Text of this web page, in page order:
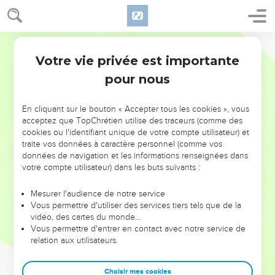
NE MANQUEZ PAS L’ÉVÉNEMENT
DE L’ANNÉE !
ET SI LEURS ERREURS POUVAIENT VOUS ÉVITER LES
VOTRES ?
leur foi ou leur vision. Mais on voit moins les doutes, les erreurs
et les saisons difficiles qu'ils ont traversés, alors même que ce
sont elles qui les ont façonnés.
Dans cette conférence, leaders, entrepreneurs, et responsables
clés pour avancer avec plus de sagesse afin que leurs erreurs
Votre vie privée est importante
pour nous
En cliquant sur le bouton « Accepter tous les cookies », vous
acceptez que TopChrétien utilise des traceurs (comme des
cookies ou l'identifiant unique de votre compte utilisateur) et
traite vos données à caractère personnel (comme vos
données de navigation et les informations renseignées dans
votre compte utilisateur) dans les buts suivants :
Mesurer l'audience de notre service
Vous permettre d'utiliser des services tiers tels que de la
vidéo, des cartes du monde…
Vous permettre d'entrer en contact avec notre service de
relation aux utilisateurs.
Choisir mes cookies